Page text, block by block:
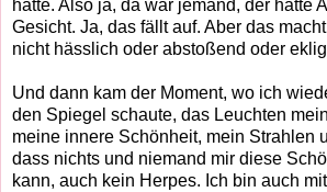
hatte. Also ja, da war jemand, der hatte
Gesicht. Ja, das fällt auf. Aber das
nicht hässlich oder abstoßend oder
Und dann kam der Moment, wo ich
den Spiegel schaute, das Leuchten
meine innere Schönheit, mein Strahlen
dass nichts und niemand mir diese
kann, auch kein Herpes. Ich bin auch